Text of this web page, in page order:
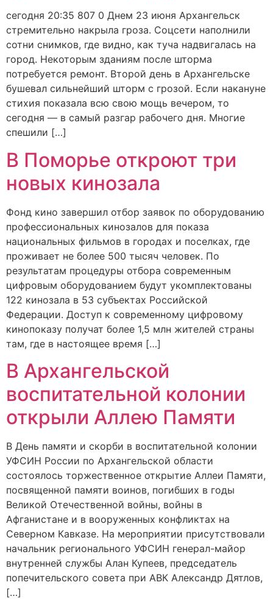
сегодня 20:35 807 0 Днем 23 июня Архангельск
стремительно накрыла гроза. Соцсети наполнили
сотни снимков, где видно, как туча надвигалась на
город. Некоторым зданиям после шторма
потребуется ремонт. Второй день в Архангельске
бушевал сильнейший шторм с грозой. Если накануне
стихия показала всю свою мощь вечером, то
сегодня — в самый разгар рабочего дня. Многие
спешили […]
В Поморье откроют три
новых кинозала
Фонд кино завершил отбор заявок по оборудованию
профессиональных кинозалов для показа
национальных фильмов в городах и поселках, где
проживает не более 500 тысяч человек. По
результатам процедуры отбора современным
цифровым оборудованием будут укомплектованы
122 кинозала в 53 субъектах Российской
Федерации. Доступ к современному цифровому
кинопоказу получат более 1,5 млн жителей страны
там, где в настоящее время […]
В Архангельской
воспитательной колонии
открыли Аллею Памяти
В День памяти и скорби в воспитательной колонии
УФСИН России по Архангельской области
состоялось торжественное открытие Аллеи Памяти,
посвященной памяти воинов, погибших в годы
Великой Отечественной войны, войны в
Афганистане и в вооруженных конфликтах на
Северном Кавказе. На мероприятии присутствовали
начальник регионального УФСИН генерал-майор
внутренней службы Алан Купеев, председатель
попечительского совета при АВК Александр Дятлов,
[…]